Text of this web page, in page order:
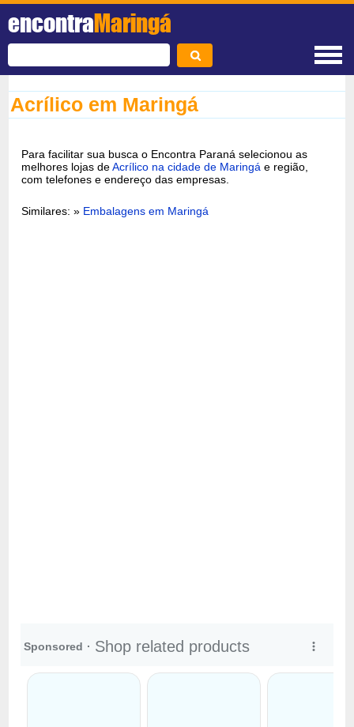
encontraMaringá
Acrílico em Maringá
Para facilitar sua busca o Encontra Paraná selecionou as
melhores lojas deAcrílico na cidade de Maringá e região,
com telefones e endereço das empresas.
Similares: » Embalagens em Maringá